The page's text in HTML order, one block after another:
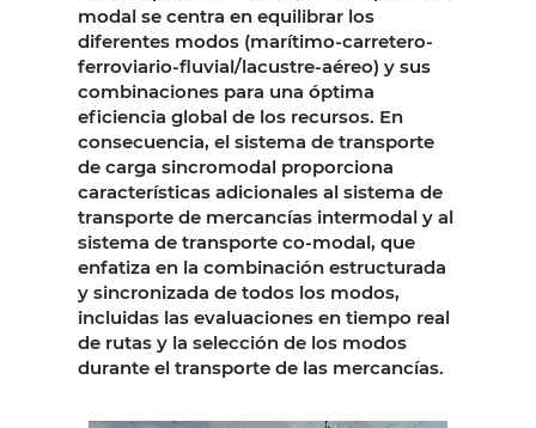
modal se centra en equilibrar los
diferentes modos (marítimo-carretero-
ferroviario-fluvial/lacustre-aéreo) y sus
combinaciones para una óptima
eficiencia global de los recursos. En
consecuencia, el sistema de transporte
de carga sincromodal proporciona
características adicionales al sistema de
transporte de mercancías intermodal y al
sistema de transporte co-modal, que
enfatiza en la combinación estructurada
y sincronizada de todos los modos,
incluidas las evaluaciones en tiempo real
de rutas y la selección de los modos
durante el transporte de las mercancías.